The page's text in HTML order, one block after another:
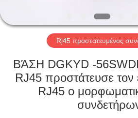
ΠΕΡΊΠΟΥ
ΓΎΡΟΣ
ΕΡΓΟΣΤΑΣΊΩΝ
Rj45 προστατευμένος
ΒΆΣΗ DGKYD -
RJ45 προστάτευσε τον
RJ45 ο